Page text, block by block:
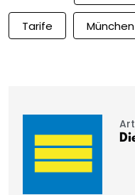
Tarife München